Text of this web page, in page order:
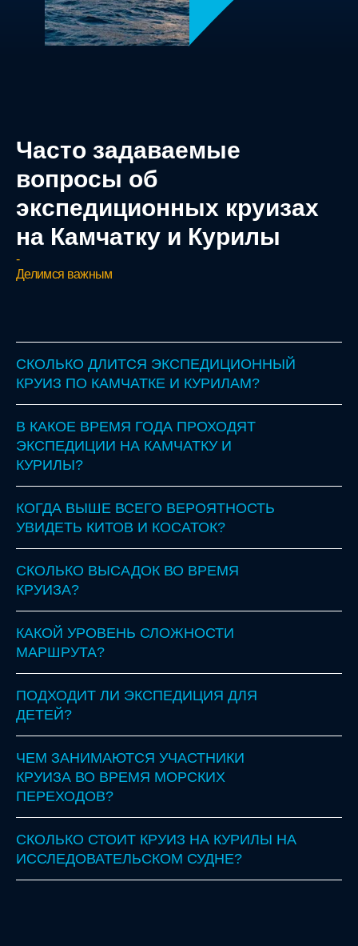
Часто задаваемые
вопросы об
экспедиционных круизах
на Камчатку и Курилы
-
Делимся важным
СКОЛЬКО ДЛИТСЯ ЭКСПЕДИЦИОННЫЙ
КРУИЗ ПО КАМЧАТКЕ И КУРИЛАМ?
В КАКОЕ ВРЕМЯ ГОДА ПРОХОДЯТ
ЭКСПЕДИЦИИ НА КАМЧАТКУ И
КУРИЛЫ?
КОГДА ВЫШЕ ВСЕГО ВЕРОЯТНОСТЬ
УВИДЕТЬ КИТОВ И КОСАТОК?
СКОЛЬКО ВЫСАДОК ВО ВРЕМЯ
КРУИЗА?
КАКОЙ УРОВЕНЬ СЛОЖНОСТИ
МАРШРУТА?
ПОДХОДИТ ЛИ ЭКСПЕДИЦИЯ ДЛЯ
ДЕТЕЙ?
ЧЕМ ЗАНИМАЮТСЯ УЧАСТНИКИ
КРУИЗА ВО ВРЕМЯ МОРСКИХ
ПЕРЕХОДОВ?
СКОЛЬКО СТОИТ КРУИЗ НА КУРИЛЫ НА
ИССЛЕДОВАТЕЛЬСКОМ СУДНЕ?